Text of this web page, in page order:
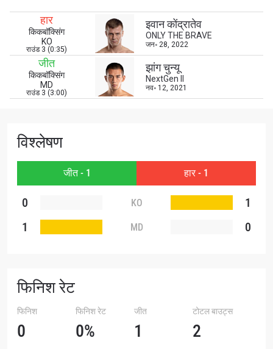
हार
किकबॉक्सिंग
KO
राउंड 3 (0:35)
इवान कोंद्रातेव
ONLY THE BRAVE
जन॰ 28, 2022
जीत
किकबॉक्सिंग
MD
राउंड 3 (3:00)
झांग चुन्यू
NextGen II
नव॰ 12, 2021
विश्लेषण
जीत - 1 हार - 1
0 KO
1
1
MD 0
फिनिश रेट
फिनिश
0
फिनिश रेट
0%
जीत
1
टोटल बाउट्स
2